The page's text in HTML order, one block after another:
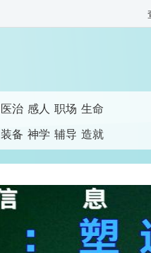
医治 感人 职场 生命
装备 神学 辅导 造就